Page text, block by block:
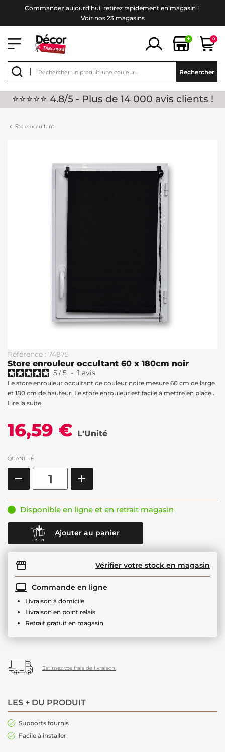
Commandez aujourd'hui, retirez rapidement en magasin !
Voir nos 23 magasins
+ 0
Rechercher
⭐⭐⭐⭐⭐ 4.8/5 - Plus de 14 000 avis clients !
Store occultant
Référence : 74875
Store enrouleur occultant 60 x 180cm noir
5/5 - 1 avis
Le store enrouleur occultant de couleur noire mesure 60 cm de large
et 180 cm de hauteur. Le store enrouleur est facile à mettre en place...
Lire la suite
16,59 € L'Unité
QUANTITÉ
Disponible en ligne et en retrait magasin
Ajouter au panier
Vérifier votre stock en magasin
Commande en ligne
Livraison à domicile
Livraison en point relais
Retrait gratuit en magasin
Estimez vos frais de livraison.
LES + DU PRODUIT
Supports fournis
Facile à installer